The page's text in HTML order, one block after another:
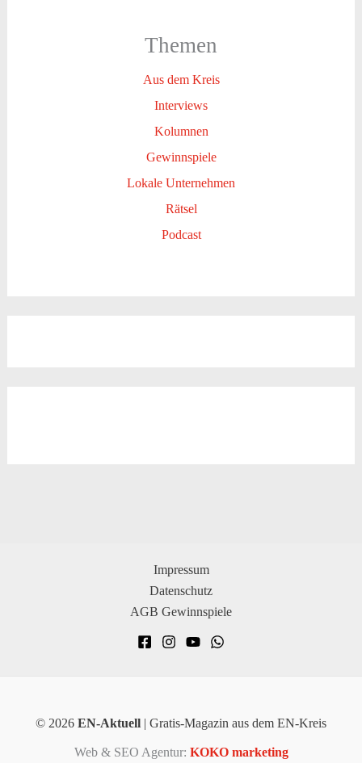
Themen
Aus dem Kreis
Interviews
Kolumnen
Gewinnspiele
Lokale Unternehmen
Rätsel
Podcast
Impressum
Datenschutz
AGB Gewinnspiele
© 2026 EN-Aktuell | Gratis-Magazin aus dem EN-Kreis
Web & SEO Agentur: KOKO marketing